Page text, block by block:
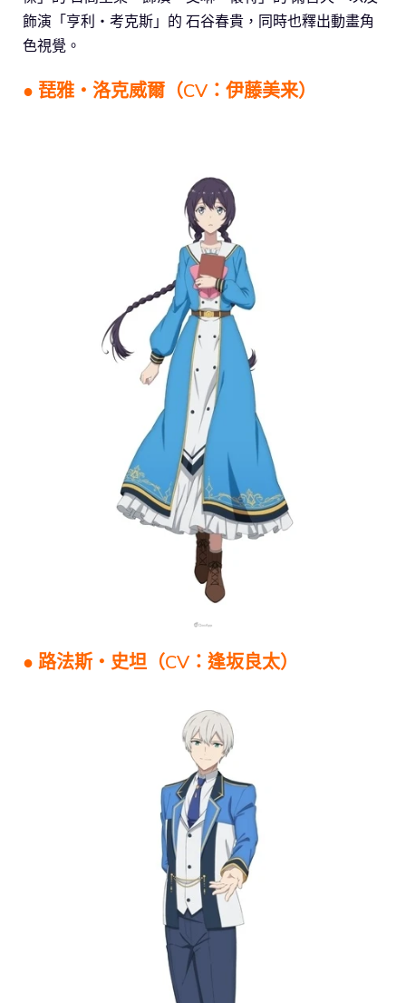
飾演「亨利・考克斯」的 石谷春貴，同時也釋出動畫角
色視覺。
● 琵雅・洛克威爾（CV：伊藤美来）
● 路法斯・史坦（CV：逢坂良太）